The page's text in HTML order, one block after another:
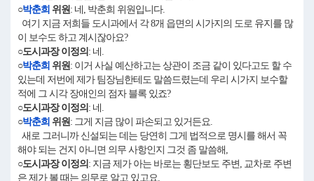
○박춘희 위원: 네, 박춘희 위원입니다.
여기 지금 저희들 도시과에서 각 8개 읍면의 시가지의 도로 유지를 많
이 보수도 하고 계시잖아요?
○도시과장 이정의 : 네.
○박춘희 위원: 이거 사실 예산하고는 상관이 조금 같이 있다고도 할 수
있는데 저번에 제가 팀장님한테도 말씀드렸는데 우리 시가지 보수할
적에 그 시각 장애인의 점자 블록 있죠?
○도시과장 이정의 : 네.
○박춘희 위원: 그게 지금 많이 파손되고 있거든요.
새로 그러니까 신설되는 데는 당연히 그게 법적으로 명시를 해서 꼭
해야 되는 건지 아니면 의무 사항인지 그것 좀 말씀해,
○도시과장 이정의 : 지금 제가 아는 바로는 횡단보도 주변, 교차로 주변
은 제가 볼 때는 의무로 알고 있고요.